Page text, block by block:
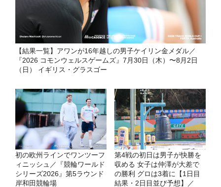
【結果一覧】アワンが16年越しの男子ケイリン金メダル／
『2026 コモンウェルスゲームズ』7月30日（木）〜8月2日
（日） イギリス・グラスゴー
初の欧州ラインでワンツーフ
ィニッシュ／『競輪ワールド
シリーズ2026』第5ラウンド
岸和田競輪場
第4戦の初日は男子が快勝を
収める 女子は仲澤が大差で
の勝利 グロは3着に【1日目
結果・2日目並び予想】／